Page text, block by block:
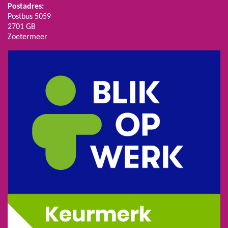
Postadres:
Postbus 5059
2701 GB
Zoetermeer